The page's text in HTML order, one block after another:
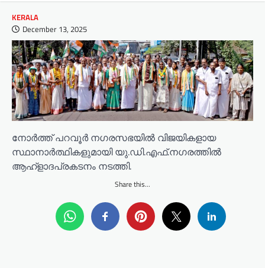
KERALA
December 13, 2025
നോർത്ത് പറവൂർ നഗരസഭയിൽ വിജയികളായ
സ്ഥാനാർത്ഥികളുമായി യു.ഡി.എഫ്.നഗരത്തിൽ
ആഹ്ളാദപ്രകടനം നടത്തി.
Share this...